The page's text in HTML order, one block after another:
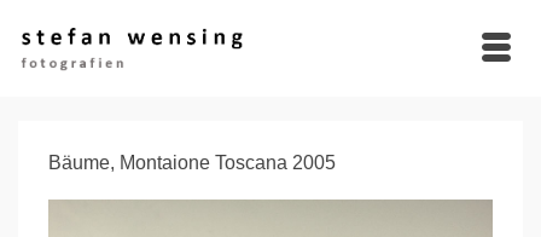
Bäume, Montaione Toscana 2005